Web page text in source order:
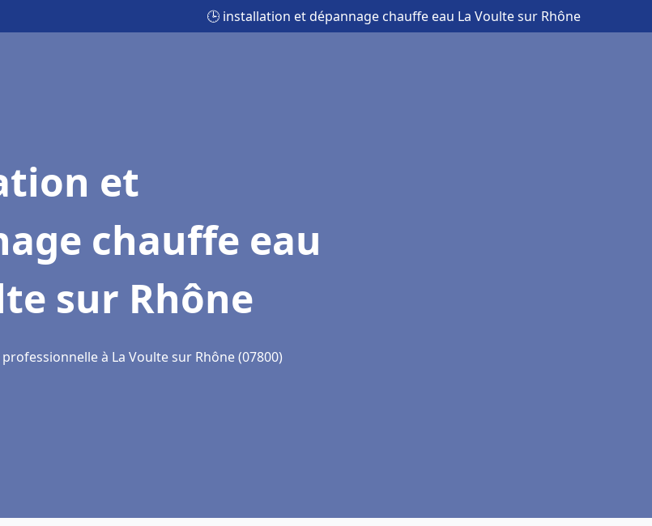
🕒 installation et dépannage chauffe eau La Voulte sur Rhône
et
chauffe eau
sur Rhône
à La Voulte sur Rhône (07800)